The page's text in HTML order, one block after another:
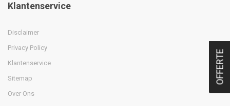
Klantenservice
Disclaimer
Privacy Policy
Klantenservice
Sitemap
Over Ons
OFFERTE